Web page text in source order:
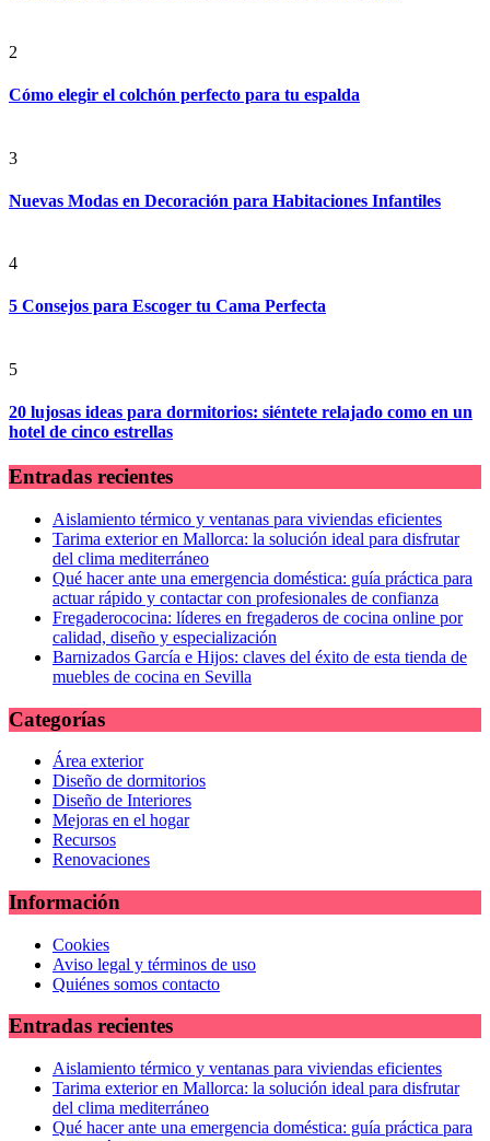
2
Cómo elegir el colchón perfecto para tu espalda
3
Nuevas Modas en Decoración para Habitaciones Infantiles
4
5 Consejos para Escoger tu Cama Perfecta
5
20 lujosas ideas para dormitorios: siéntete relajado como en un
hotel de cinco estrellas
Entradas recientes
Aislamiento térmico y ventanas para viviendas eficientes
Tarima exterior en Mallorca: la solución ideal para disfrutar
del clima mediterráneo
Qué hacer ante una emergencia doméstica: guía práctica para
actuar rápido y contactar con profesionales de confianza
Fregaderococina: líderes en fregaderos de cocina online por
calidad, diseño y especialización
Barnizados García e Hijos: claves del éxito de esta tienda de
muebles de cocina en Sevilla
Categorías
Área exterior
Diseño de dormitorios
Diseño de Interiores
Mejoras en el hogar
Recursos
Renovaciones
Información
Cookies
Aviso legal y términos de uso
Quiénes somos contacto
Entradas recientes
Aislamiento térmico y ventanas para viviendas eficientes
Tarima exterior en Mallorca: la solución ideal para disfrutar
del clima mediterráneo
Qué hacer ante una emergencia doméstica: guía práctica para